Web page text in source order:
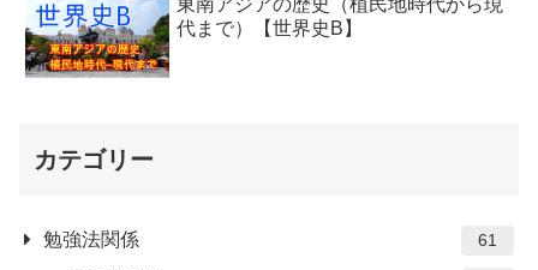
東南アジアの歴史（植民地時代から現
代まで）【世界史B】
カテゴリー
勉強法関係 61